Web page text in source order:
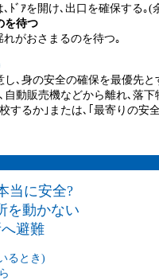
､ﾄﾞｱを開け､出口を確保する｡(
を待つ
がおさまるのを待つ｡
し､身の安全の確保を最優先と
自動販売機などから離れ､落下
校するか｣または､｢最寄りの
当に安全?
を動かない
避難
るとき)